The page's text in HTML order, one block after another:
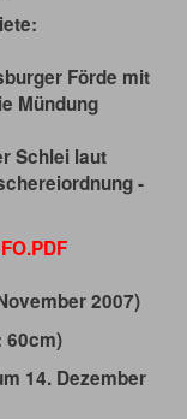
Förde mit
Mündung
Schlei laut
-
2007)
60cm)
14. Dezember